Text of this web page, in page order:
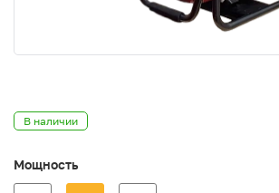
В наличии
Мощность